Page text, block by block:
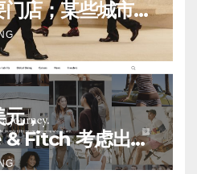
店；某些城市的
有价值
元，
Fitch 考虑出售
权